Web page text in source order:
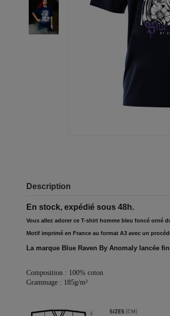
Description
En stock, expédié sous 48h.
Vous allez adorer ce T-shirt homme bleu foncé orné
Motif imprimé en France au format A3 avec un
La marque Blue Raven By Anomaly lancée
Composition : 100% coton
Grammage : 185g/m²